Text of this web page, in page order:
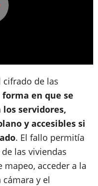
cifrado de las
en que se
servidores,
y accesibles si
. El fallo permitía
las viviendas
acceder a la
y el